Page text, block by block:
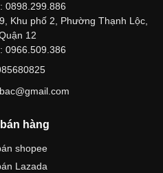
0898.299.886
Khu phố 2, Phường Thạnh Lộc,
12
0966.509.386
hàng
shopee
Lazada